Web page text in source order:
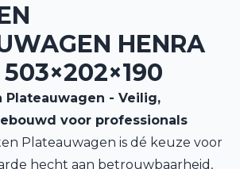
HENRA
Plateauwagen - Veilig,
voor professionals
Plateauwagen is dé keuze voor
hecht aan betrouwbaarheid,